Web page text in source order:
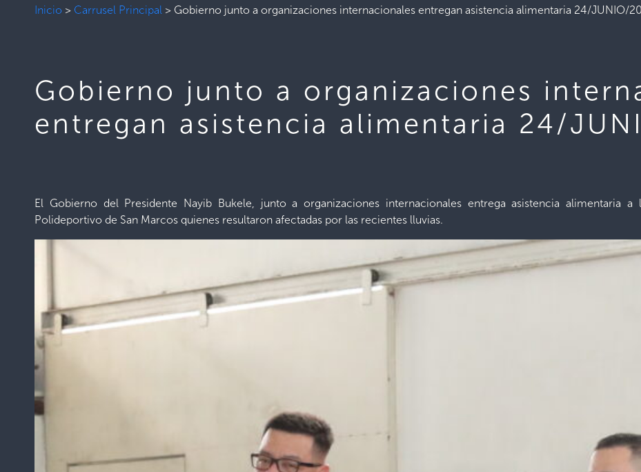
Inicio > Carrusel Principal > Gobierno junto a organizaciones internacionales entregan asistencia alimentaria 24/JUNIO/
Gobierno junto a organizaciones
entregan asistencia alimentaria 24/
El Gobierno del Presidente Nayib Bukele, junto a organizaciones internacionales entrega asistencia alimentaria
Polideportivo de San Marcos quienes resultaron afectadas por las recientes lluvias.